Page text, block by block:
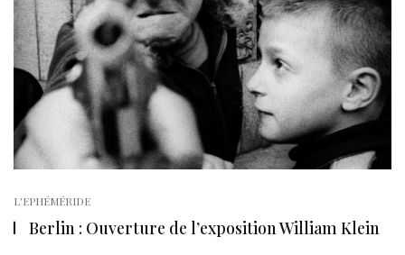
L'EPHÉMÉRIDE
Berlin : Ouverture de l’exposition William Klein